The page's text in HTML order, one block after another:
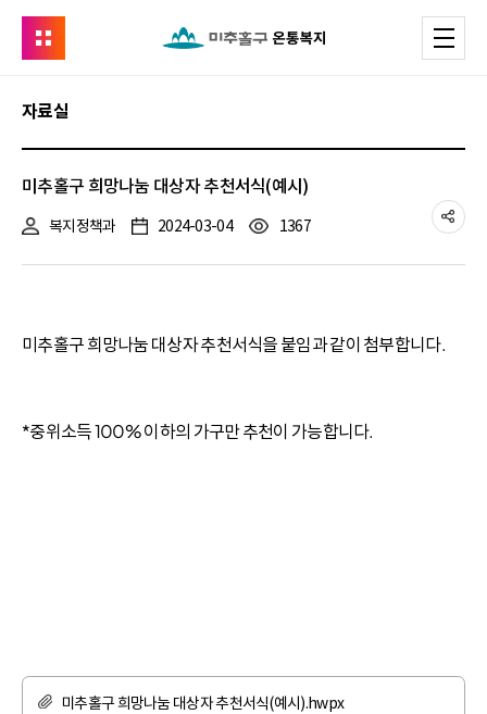
자료실
미추홀구 희망나눔 대상자 추천서식(예시)
복지정책과 2024-03-04 1367 공
미추홀구 희망나눔 대상자 추천서식을 붙임과 같이 첨부합니다.
*중위소득 100% 이하의 가구만 추천이 가능합니다.
미추홀구 희망나눔 대상자 추천서식(예시).hwpx